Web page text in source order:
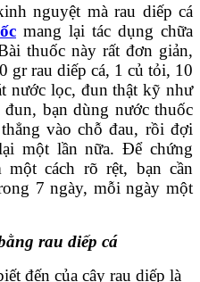
nguyệt mà rau diếp cá
mang lại tác dụng chữa
thuốc này rất đơn giản,
gr rau diếp cá, 1 củ tỏi, 10
nước lọc, đun thật kỹ như
bạn dùng nước thuốc
vào chỗ đau, rồi đợi
một lần nữa. Để chứng
một cách rõ rệt, bạn cần
7 ngày, mỗi ngày một
rau diếp cá